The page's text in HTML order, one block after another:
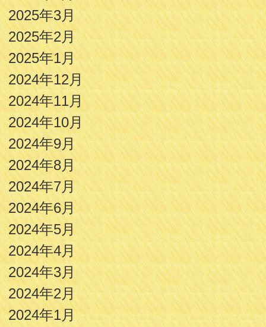
2025年3月
2025年2月
2025年1月
2024年12月
2024年11月
2024年10月
2024年9月
2024年8月
2024年7月
2024年6月
2024年5月
2024年4月
2024年3月
2024年2月
2024年1月